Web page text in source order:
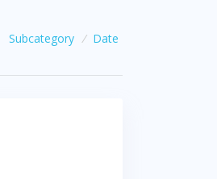
Subcategory / Date